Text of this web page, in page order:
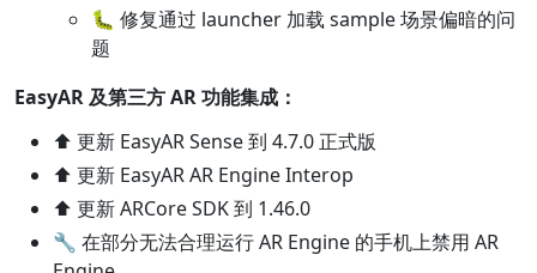
🐛 修复通过 launcher 加载 sample 场景偏暗的问
题
EasyAR 及第三方 AR 功能集成：
⬆️ 更新 EasyAR Sense 到 4.7.0 正式版
⬆️ 更新 EasyAR AR Engine Interop
⬆️ 更新 ARCore SDK 到 1.46.0
🔧 在部分无法合理运行 AR Engine 的手机上禁用 AR